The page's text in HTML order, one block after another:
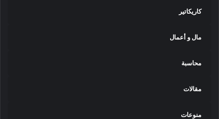
كاريكاتير
مال و أعمال
محاسبة
مقالات
منوعات